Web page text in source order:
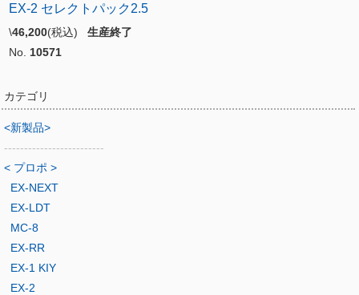
EX-2 セレクトパック2.5
\46,200(税込) 生産終了
No. 10571
カテゴリ
<新製品>
-------------------------
< プロポ >
EX-NEXT
EX-LDT
MC-8
EX-RR
EX-1 KIY
EX-2